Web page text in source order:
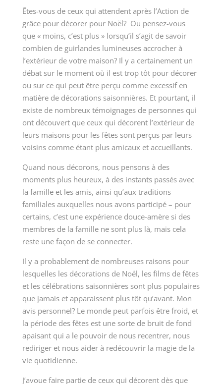
Êtes-vous de ceux qui attendent après l’Action de
grâce pour décorer pour Noël? Ou pensez-vous
que « moins, c’est plus » lorsqu’il s’agit de savoir
combien de guirlandes lumineuses accrocher à
l’extérieur de votre maison? Il y a certainement un
débat sur le moment où il est trop tôt pour décorer
ou sur ce qui peut être perçu comme excessif en
matière de décorations saisonnières. Et pourtant, il
existe de nombreux témoignages de personnes qui
ont découvert que ceux qui décorent l’extérieur de
leurs maisons pour les fêtes sont perçus par leurs
voisins comme étant plus amicaux et accueillants.
Quand nous décorons, nous pensons à des
moments plus heureux, à des instants passés avec
la famille et les amis, ainsi qu’aux traditions
familiales auxquelles nous avons participé – pour
certains, c’est une expérience douce-amère si des
membres de la famille ne sont plus là, mais cela
reste une façon de se connecter.
Il y a probablement de nombreuses raisons pour
lesquelles les décorations de Noël, les films de fêtes
et les célébrations saisonnières sont plus populaires
que jamais et apparaissent plus tôt qu’avant. Mon
avis personnel? Le monde peut parfois être froid, et
la période des fêtes est une sorte de bruit de fond
apaisant qui a le pouvoir de nous recentrer, nous
rediriger et nous aider à redécouvrir la magie de la
vie quotidienne.
J’avoue faire partie de ceux qui décorent dès que